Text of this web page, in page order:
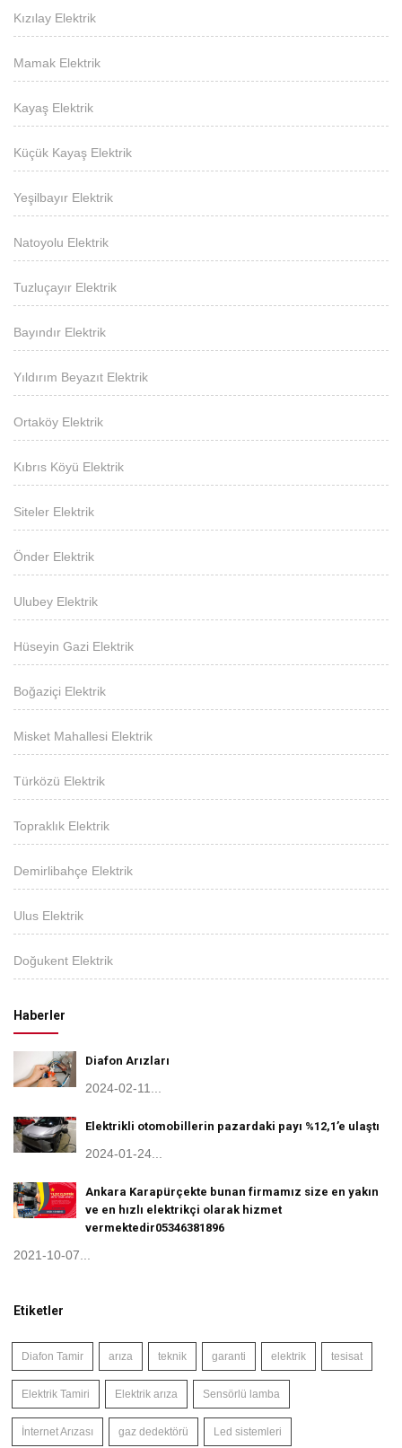
Kızılay Elektrik
Mamak Elektrik
Kayaş Elektrik
Küçük Kayaş Elektrik
Yeşilbayır Elektrik
Natoyolu Elektrik
Tuzluçayır Elektrik
Bayındır Elektrik
Yıldırım Beyazıt Elektrik
Ortaköy Elektrik
Kıbrıs Köyü Elektrik
Siteler Elektrik
Önder Elektrik
Ulubey Elektrik
Hüseyin Gazi Elektrik
Boğaziçi Elektrik
Misket Mahallesi Elektrik
Türközü Elektrik
Topraklık Elektrik
Demirlibahçe Elektrik
Ulus Elektrik
Doğukent Elektrik
Haberler
Diafon Arızları
2024-02-11...
Elektrikli otomobillerin pazardaki payı %12,1’e ulaştı
2024-01-24...
Ankara Karapürçekte bunan firmamız size en yakın
ve en hızlı elektrikçi olarak hizmet
vermektedir05346381896
2021-10-07...
Etiketler
Diafon Tamir arıza teknik garanti elektrik tesisat
Elektrik Tamiri Elektrik arıza Sensörlü lamba
İnternet Arızası gaz dedektörü Led sistemleri